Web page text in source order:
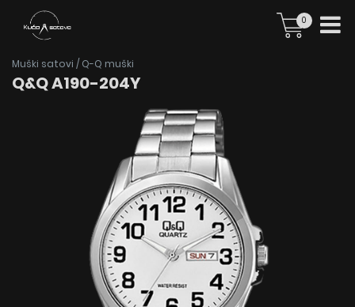
0
Muški satovi / Q-Q muški
Q&Q A190-204Y